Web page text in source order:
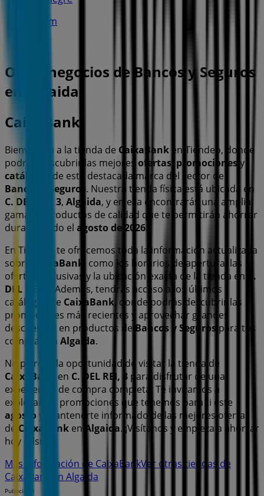
9.5 km
Otros negocios de Bancos y Seguros
en Algaida
CaixaBank
Bienvenido a la tienda de CaixaBank en Tiendeo, donde
podrás descubrir las mejores ofertas promociones y
catálogos
de esta destacada marca del sector de
Bancos y Seguros . Nuestra tienda física está ubicada en
C. DEL REI, 3, Algaida, y en ella encontrarás una amplia
gama de productos de calidad que te permitirán ahorrar
durante todo el agosto de 2026.
En Tiendeo te ofrecemos toda la información actualizada
sobre
CaixaBank
, como los horarios de apertura, las
ofertas exclusivas y la ubicación exacta de la tienda en
C.
DEL REI, 3
. Además, tendrás acceso a los últimos
catálogos de CaixaBank , donde podrás descubrir las
promociones más recientes y aprovechar grandes
descuentos en productos de Bancos y Seguros para tus
compras en Algaida.
No pierdas la oportunidad de visitar la tienda de
CaixaBank
en C. DEL REI, 3 para disfrutar de una
experiencia de compra completa. Te invitamos a
explorar las promociones que tenemos para ti este
agosto y mantenerte informado de las mejores ofertas
de CaixaBank en Algaida. ¡Visítanos y empieza a ahorrar
hoy mismo!
Más información de CaixaBankVer otras tiendas de
CaixaBank en Algaida
Publicidad